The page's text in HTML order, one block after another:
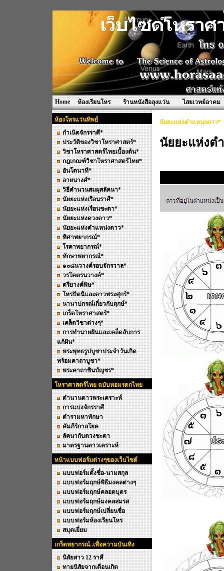
Home ห้องเรียนโหร ร้านหนังสือลุงแว่น ไสยเวทย์อาคม
ห้องโหรแว่นทิพย์
กำเนิดจักรราศี*
ประวัติของวิชาโหราศาสตร์*
วิชาโหราศาสตร์ไทยเบื้องต้น*
กฎเกณฑ์วิชาโหราศาสตร์ไทย*
อันโตนาที*
อายนางศ์*
วิธีคำนวนสมผุสลัคนา*
นัยยะแห่งเรือนราศี*
นัยยะแห่งเรือนชะตา*
นัยยะแห่งดวงดาว*
นัยยะแห่งตำแหน่งดาว*
ทิศาพยากรณ์*
โรคาพยากรณ์*
ทักษาพยากรณ์*
๑๐๘นวางค์รอบจักรวาล*
วรโคตรนวางค์*
ตรียางค์พิษ*
โหรปัตนิและดาวพระศุกร์*
นานาปกรณ์เกี่ยวกับฤกษ์*
เกร็ดโหราศาสตร์*
เคล็ดวิชาต่างๆ*
การทำนายฝันและเคล็ดลับการ
แก้ฝัน*
พระพุทธรูปบูชาประจำวันเกิด
พร้อมคาถาบูชา*
พระคาถาชินบัญชร*
โหราศาสตร์ไทย ฉบับหอมรดกไทย
ตำนานดาวพระเคราะห์
การแบ่งจักรราศี
ตำรามหาทักษา
คัมภีร์กาลโยค
ลัคนากับดวงชะตา
มาตรฐานดาวเคราะห์
หน้าแบบฟอร์มต่างๆของเว็บไซด์
แบบฟอร์มตั้งชื่อ-นามสกุล
แบบฟอร์มฤกษ์พิธีมงคลต่างๆ
แบบฟอร์มฤกษ์คลอดบุตร
แบบฟอร์มฤกษ์มงคลสมรส
แบบฟอร์มฤกษ์เปลี่ยนชื่อ
แบบฟอร์มห้องเรียนโหร
สมุดเยี่ยม
เกร็ดพยากรณ์..เพื่อความบันเทิง
นิสัยสาว 12 ราศี
ทายนิสัยจากเดือนเกิด
นัยยะแห่งตำแหน่งดาว*
นัยยะแห่งต